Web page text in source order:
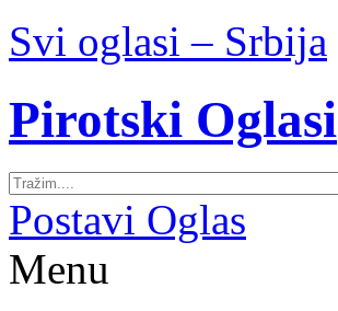
Svi oglasi – Srbija
Pirotski Oglasi
Postavi Oglas
Menu